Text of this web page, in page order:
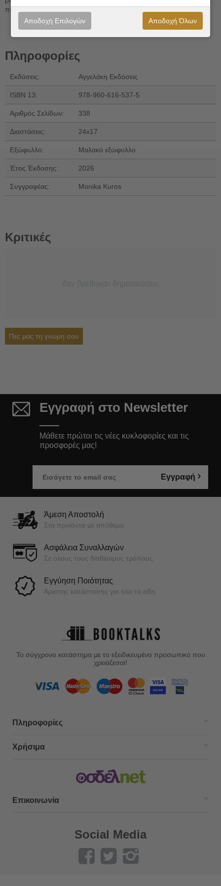
περισσότερη ηρεμία και νόημα.
Πληροφορίες
Εκδόσεις: Αγγελάκη Εκδόσεις
ISBN 13: 978-960-616-537-5
Αριθμός Σελίδων: 338
Διαστάσεις: 24x17
Εξώφυλλο: Μαλακό εξώφυλλο
Έτος Έκδοσης: 2026
Συγγραφέας: Monika Kuros
Κριτικές
Πες μας τη γνώμη σου
Εγγραφή στο Newsletter
Μάθετε πρώτοι τις νέες κυκλοφορίες και τις
προσφορές μας!
Εγγραφή
Άμεση Αποστολή
Στα προϊόντα με απόθεμα
Ασφάλεια Συναλλαγών
Σε όλους τους διαθέσιμος τρόπους
Εγγύηση Ποιότητας
Άριστης κατάστασης για όλα τα είδη
Το σύγχρονο κατάστημα με το εξειδικευμένο προσωπικό που
χρειάζεσαι!
Πληροφορίες
Χρήσιμα
Επικοινωνία
Social Media
Αποδοχή Επιλογών Αποδοχή Όλων